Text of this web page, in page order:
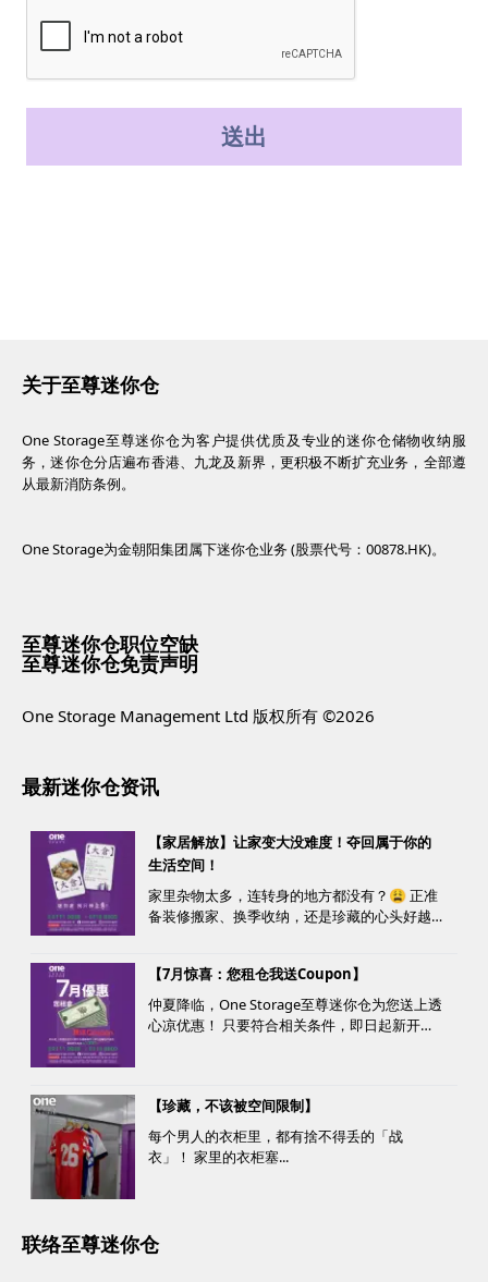
送出
关于至尊迷你仓
One Storage至尊迷你仓为客户提供优质及专业的迷你仓储物收纳服
务，迷你仓分店遍布香港、九龙及新界，更积极不断扩充业务，全部遵
从最新消防条例。
One Storage为金朝阳集团属下迷你仓业务 (股票代号：00878.HK)。
至尊迷你仓职位空缺
至尊迷你仓免责声明
One Storage Management Ltd 版权所有 ©2026
最新迷你仓资讯
【家居解放】让家变大没难度！夺回属于你的
生活空间！
家里杂物太多，连转身的地方都没有？😩 正准
备装修搬家、换季收纳，还是珍藏的心头好越
【7月惊喜：您租仓我送Coupon】
仲夏降临，One Storage至尊迷你仓为您送上透
心凉优惠！ 只要符合相关条件，即日起新开仓
物乐。 优惠详情...
【珍藏，不该被空间限制】
每个男人的衣柜里，都有捨不得丢的「战
衣」！ 家里的衣柜塞...
联络至尊迷你仓